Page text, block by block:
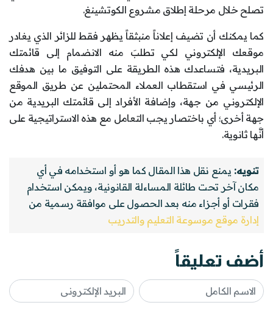
تصلح خلال مرحلة إطلاق مشروع الكوتشينغ.
كما يمكنك أن تضيف إعلاناً منبثقاً يظهر فقط للزائر الذي يغادر
موقعك الإلكتروني لكي تطلبَ منه الانضمام إلى قائمتك
البريدية، فتساعدك هذه الطريقة على التوفيق ما بين هدفك
الرئيسي في استقطاب العملاء المحتملين عن طريق الموقع
الإلكتروني من جهة، وإضافة الأفراد إلى قائمتك البريدية من
جهة أخرى؛ أي باختصار يجب التعامل مع هذه الاستراتيجية على
أنَّها ثانوية.
تنويه: يمنع نقل هذا المقال كما هو أو استخدامه في أي
مكان آخر تحت طائلة المساءلة القانونية، ويمكن استخدام
فقرات أو أجزاء منه بعد الحصول على موافقة رسمية من
إدارة موقع موسوعة التعليم والتدريب
أضف تعليقاً